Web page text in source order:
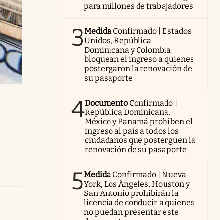
para millones de trabajadores
3Medida Confirmado | Estados
Unidos, República
Dominicana y Colombia
bloquean el ingreso a quienes
postergaron la renovación de
su pasaporte
4Documento Confirmado |
República Dominicana,
México y Panamá prohíben el
ingreso al país a todos los
ciudadanos que posterguen la
renovación de su pasaporte
5Medida Confirmado | Nueva
York, Los Ángeles, Houston y
San Antonio prohibirán la
licencia de conducir a quienes
no puedan presentar este